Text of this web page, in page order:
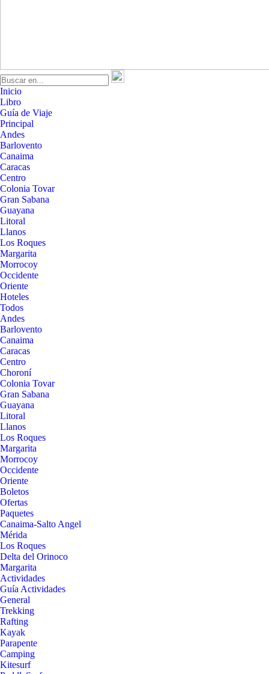
Inicio
Libro
Guía de Viaje
Principal
Andes
Barlovento
Canaima
Caracas
Centro
Colonia Tovar
Gran Sabana
Guayana
Litoral
Llanos
Los Roques
Margarita
Morrocoy
Occidente
Oriente
Hoteles
Todos
Andes
Barlovento
Canaima
Caracas
Centro
Choroní
Colonia Tovar
Gran Sabana
Guayana
Litoral
Llanos
Los Roques
Margarita
Morrocoy
Occidente
Oriente
Boletos
Ofertas
Paquetes
Canaima-Salto Angel
Mérida
Los Roques
Delta del Orinoco
Margarita
Actividades
Guía Actividades
General
Trekking
Rafting
Kayak
Parapente
Camping
Kitesurf